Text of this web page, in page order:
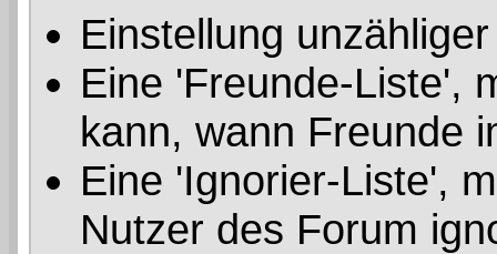
Einstellung
Eine 'Freunde-Liste',
kann, wann Freunde
Eine 'Ignorier-Liste',
Nutzer des Forum